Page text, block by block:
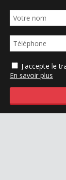
J'accepte le
En savoir plus